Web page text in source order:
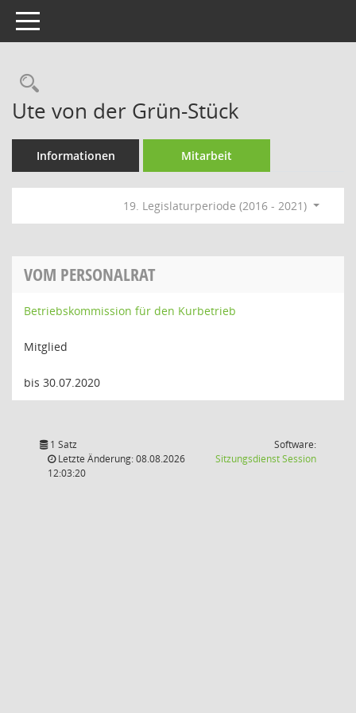
Toggle navigation
Rechercheauswahl
Ute von der Grün-Stück
Informationen Mitarbeit
19. Legislaturperiode (2016 - 2021)
VOM PERSONALRAT
Betriebskommission für den Kurbetrieb
Mitglied
bis 30.07.2020
1 Satz
Letzte Änderung: 08.08.2026
12:03:20
Software:
SitzungsdienstSession(Wird in